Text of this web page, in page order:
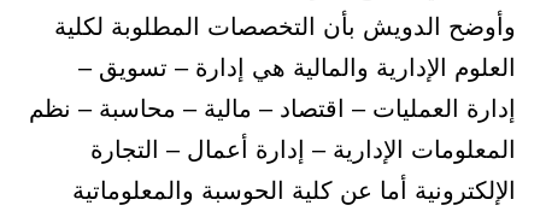
وأوضح الدويش بأن التخصصات المطلوبة لكلية
العلوم الإدارية والمالية هي إدارة – تسويق –
إدارة العمليات – اقتصاد – مالية – محاسبة – نظم
المعلومات الإدارية – إدارة أعمال – التجارة
الإلكترونية أما عن كلية الحوسبة والمعلوماتية